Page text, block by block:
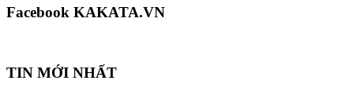
Facebook KAKATA.VN
TIN MỚI NHẤT